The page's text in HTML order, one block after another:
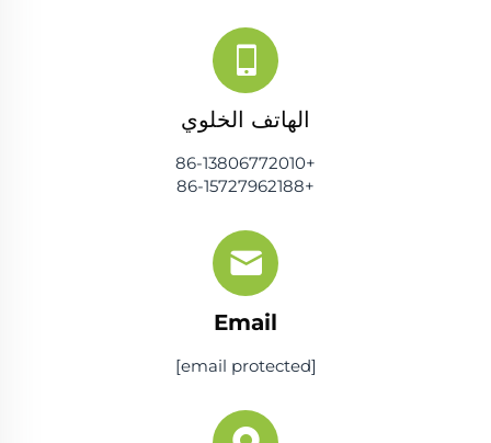
الهاتف الخلوي
+86-13806772010
+86-15727962188
Email
[email protected]